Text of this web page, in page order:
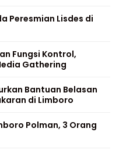
Peresmian Lisdes di
Fungsi Kontrol,
Gathering
Bantuan Belasan
di Limboro
Polman, 3 Orang